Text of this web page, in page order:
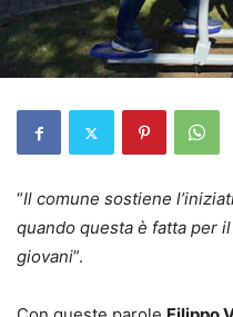
“Il comune sostiene
quando questa è fatta per
giovani”.